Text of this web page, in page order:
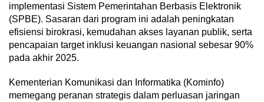
implementasi Sistem Pemerintahan Berbasis Elektronik
(SPBE). Sasaran dari program ini adalah peningkatan
efisiensi birokrasi, kemudahan akses layanan publik, serta
pencapaian target inklusi keuangan nasional sebesar 90%
pada akhir 2025.
Kementerian Komunikasi dan Informatika (Kominfo)
memegang peranan strategis dalam perluasan jaringan